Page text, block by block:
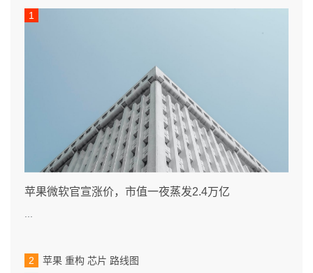
苹果微软官宣涨价，市值一夜蒸发2.4万亿
苹果 重构 芯片 路线图